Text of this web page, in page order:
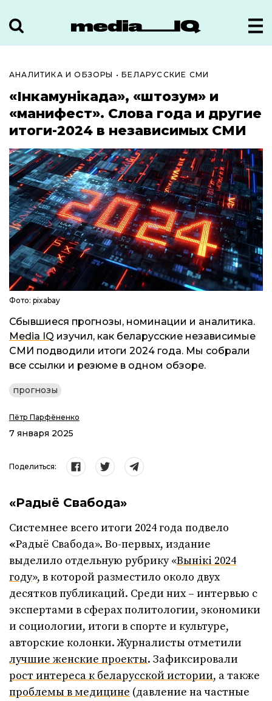
АНАЛИТИКА И ОБЗОРЫ •БЕЛАРУССКИЕ СМИ
«Інкамунікада», «штозум» и
«манифест». Слова года и другие
итоги-2024 в независимых СМИ
Фото: pixabay
Сбывшиеся прогнозы, номинации и аналитика.
Media IQ изучил, как беларусские независимые
СМИ подводили итоги 2024 года. Мы собрали
все ссылки и резюме в одном обзоре.
прогнозы
Пётр Парфёненко
7 января 2025
Поделиться:
«Радыё Свабода»
Системнее всего итоги 2024 года подвело
«Радыё Свабода». Во-первых, издание
выделило отдельную рубрику «Вынікі 2024
году», в которой разместило около двух
десятков публикаций. Среди них – интервью с
экспертами в сферах политологии, экономики
и социологии, итоги в спорте и культуре,
авторские колонки. Журналисты отметили
лучшие женские проекты. Зафиксировали
рост интереса к беларусской истории, а также
проблемы в медицине (давление на частные